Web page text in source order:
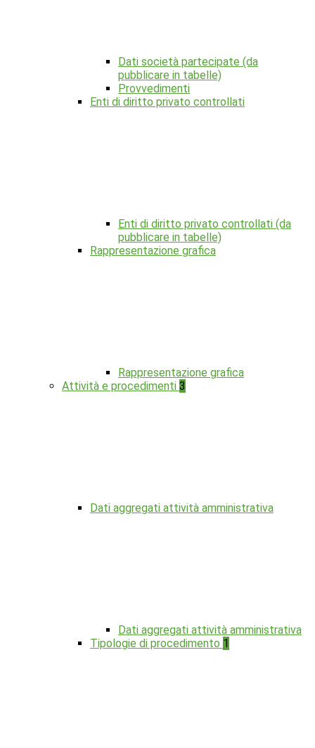
Dati società partecipate (da
pubblicare in tabelle)
Provvedimenti
Enti di diritto privato controllati
Enti di diritto privato controllati (da
pubblicare in tabelle)
Rappresentazione grafica
Rappresentazione grafica
Attività e procedimenti 3
Dati aggregati attività amministrativa
Dati aggregati attività amministrativa
Tipologie di procedimento 1